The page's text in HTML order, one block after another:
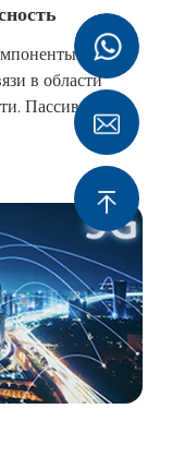
RF
в области
Пассивные